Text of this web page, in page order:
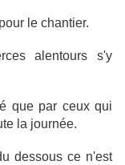
le chantier.
alentours s'y
que par ceux qui
la journée.
dessous ce n'est